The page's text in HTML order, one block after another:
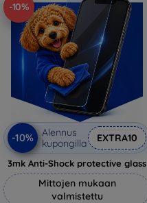
-10%
-10%
Alennus
kupongilla
EXTRA10
3mk Anti-Shock protective glass
Mittojen mukaan
valmistettu